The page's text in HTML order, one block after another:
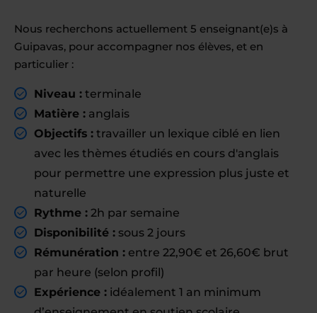
Nous recherchons actuellement 5 enseignant(e)s à
Guipavas, pour accompagner nos élèves, et en
particulier :
Niveau : terminale
Matière : anglais
Objectifs : travailler un lexique ciblé en lien
avec les thèmes étudiés en cours d'anglais
pour permettre une expression plus juste et
naturelle
Rythme : 2h par semaine
Disponibilité : sous 2 jours
Rémunération : entre 22,90€ et 26,60€ brut
par heure (selon profil)
Expérience : idéalement 1 an minimum